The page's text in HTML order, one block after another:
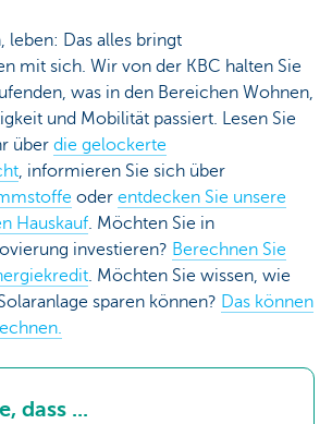
leben: Das alles bringt
mit sich. Wir von der KBC halten Sie
was in den Bereichen Wohnen,
und Mobilität passiert. Lesen Sie
über die gelockerte
, informieren Sie sich über
oder entdecken Sie unsere
Hauskauf. Möchten Sie in
investieren? Berechnen Sie
. Möchten Sie wissen, wie
sparen können? Das können
dass ...